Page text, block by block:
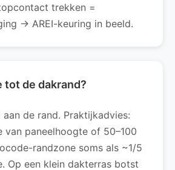
trekken =
→ AREI-keuring in beeld.
tot de dakrand?
de rand. Praktijkadvies:
van paneelhoogte of 50–100
randzone soms als ~1/5
Op een klein dakterras botst